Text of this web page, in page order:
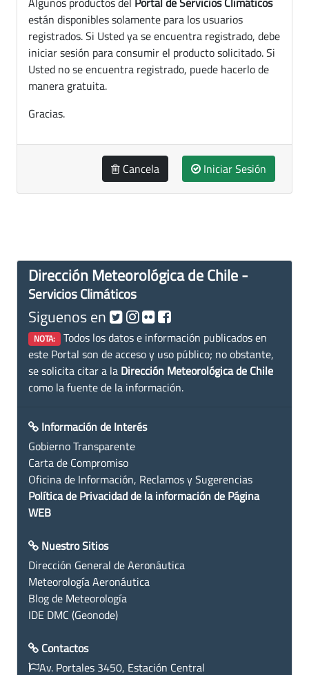
están disponibles solamente para los usuarios
registrados. Si Usted ya se encuentra registrado, debe
iniciar sesión para consumir el producto solicitado. Si
Usted no se encuentra registrado, puede hacerlo de
manera gratuita.
Gracias.
Cancela Iniciar Sesión
Dirección Meteorológica de Chile -
Servicios Climáticos
Siguenos en
NOTA: Todos los datos e información publicados en
este Portal son de acceso y uso público; no obstante,
se solicita citar a la Dirección Meteorológica de Chile
como la fuente de la información.
Información de Interés
Gobierno Transparente
Carta de Compromiso
Oficina de Información, Reclamos y Sugerencias
Política de Privacidad de la información de Página
WEB
Nuestro Sitios
Dirección General de Aeronáutica
Meteorología Aeronáutica
Blog de Meteorología
IDE DMC (Geonode)
Contactos
Av. Portales 3450, Estación Central